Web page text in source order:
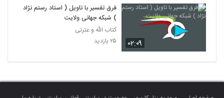
۰۲:۰۹
فرق تفسیر با تاویل ( استاد رستم نژاد
) شبکه جهانی ولایت
کتاب الله و عترتی
۲۵ بازدید